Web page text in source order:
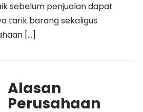
sebelum penjualan dapat
tarik barang sekaligus
[…]
Alasan
Perusahaan